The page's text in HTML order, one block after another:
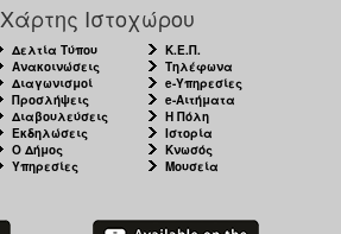
Χάρτης Ιστοχώρου
Δελτία Τύπου
Ανακοινώσεις
Διαγωνισμοί
Προσλήψεις
Διαβουλεύσεις
Εκδηλώσεις
Ο Δήμος
Υπηρεσίες
Κ.Ε.Π.
Τηλέφωνα
e-Υπηρεσίες
e-Αιτήματα
Η Πόλη
Ιστορία
Κνωσός
Μουσεία